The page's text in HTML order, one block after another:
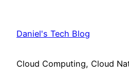
content
Daniel's Tech Blog
Cloud Computing, Cloud